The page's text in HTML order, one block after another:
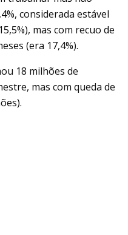
considerada estável
mas com recuo de
(era 17,4%).
18 milhões de
mas com queda de